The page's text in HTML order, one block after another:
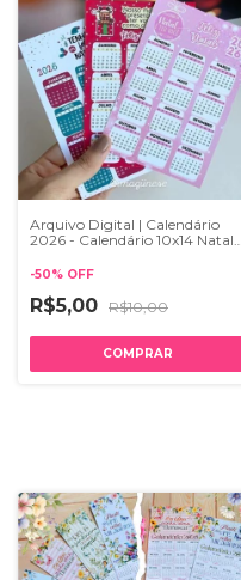
Arquivo Digital | Calendário
2026 - Calendário 10x14 Natal |
-50% OFF
R$5,00 R$10,00